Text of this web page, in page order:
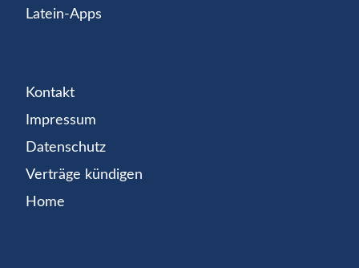
Latein-Apps
Kontakt
Impressum
Datenschutz
Verträge kündigen
Home